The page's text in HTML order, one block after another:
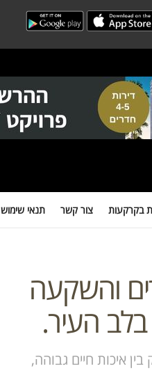
שימוש מידע חיוני למשקיעים
בקרקעות צור קשר תנאי שימוש
והשקעה
העיר.
איכות חיים גבוהה,